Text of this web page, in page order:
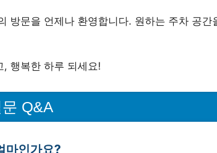
방문을 언제나 환영합니다. 원하는 주차 공
, 행복한 하루 되세요!
Q&A
마인가요?